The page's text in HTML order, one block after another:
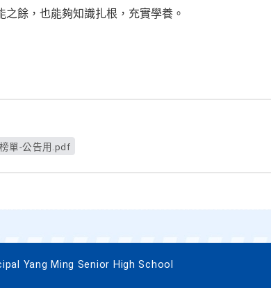
之餘，也能夠知識扎根，充實學養。
單-公告用.pdf
Yang Ming Senior High School